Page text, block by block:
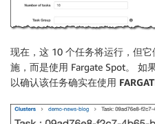
现在，这 10 个任务将运行，但
施，而是使用 Fargate Spot。 如
以确认该任务确实在使用